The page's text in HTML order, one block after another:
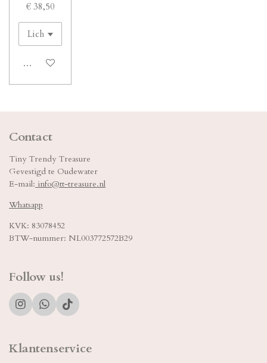
€ 38,50
In winkelwagen
Contact
Tiny Trendy Treasure
Gevestigd te Oudewater
E-mail: info@tt-treasure.nl
Whatsapp
KVK: 83078452
BTW-nummer: NL003772572B29
Follow us!
I
n
t
a
W
h
s
T
i
o
Klantenservice